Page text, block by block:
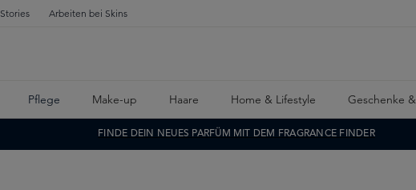
Stories Arbeiten bei Skins
Pflege Make-up Haare Home & Lifestyle Geschenke
FINDE DEIN NEUES PARFÜM MIT DEM FRAGRANCE FINDER